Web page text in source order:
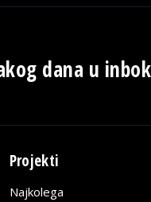
dana u
Projekti
Najkolega